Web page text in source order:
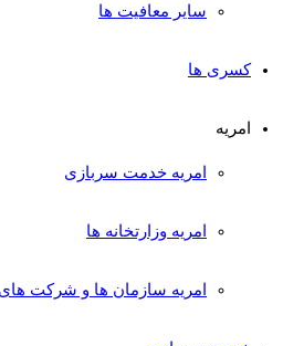
سایر معافیت ها
کسری ها
امریه
امریه خدمت سربازی
امریه وزارتخانه ها
امریه سازمان ها و شرکت های